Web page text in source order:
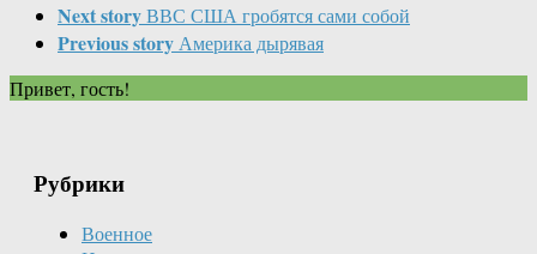
Next storyВВС США гробятся сами собой
Previous story Америка дырявая
Привет, гость!
Рубрики
Военное